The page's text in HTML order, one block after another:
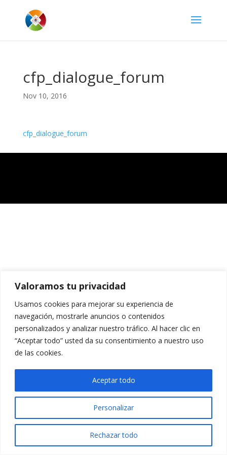
Valoramos tu privacidad
Usamos cookies para mejorar su experiencia de
navegación, mostrarle anuncios o contenidos
personalizados y analizar nuestro tráfico. Al hacer clic en
“Aceptar todo” usted da su consentimiento a nuestro uso
de las cookies.
Personalizar
Rechazar todo
Aceptar todo
cfp_dialogue_forum
Nov 10, 2016
cfp_dialogue_forum